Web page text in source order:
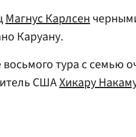
Магнус Карлсен
Каруану.
тура с семью
СШАХикару